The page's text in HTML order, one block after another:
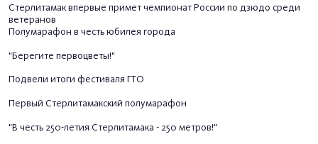
Стерлитамак впервые примет чемпионат России по дзюдо среди
ветеранов
Полумарафон в честь юбилея города
"Берегите первоцветы!"
Подвели итоги фестиваля ГТО
Первый Стерлитамакский полумарафон
"В честь 250-летия Стерлитамака - 250 метров!"